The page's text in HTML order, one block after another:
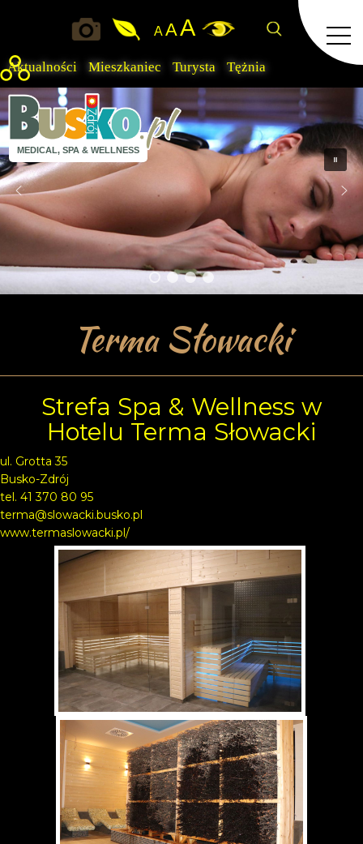
Aktualności Mieszkaniec Turysta Tężnia
A AA
MEDICAL, SPA & WELLNESS
Terma Słowacki
Strefa Spa & Wellness w
Hotelu Terma Słowacki
ul. Grotta 35
Busko-Zdrój
tel. 41 370 80 95
terma@slowacki.busko.pl
www.termaslowacki.pl/